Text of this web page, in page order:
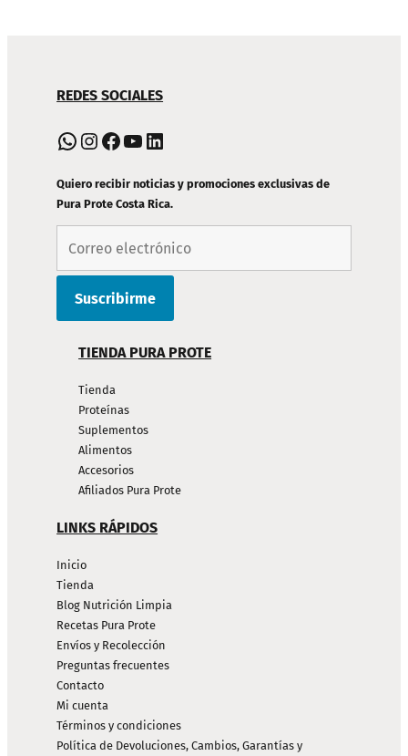
DE
PIE
PÁGINA
REDES SOCIALES
WhatsApp Instagram Facebook YouTube LinkedIn
Quiero recibir noticias y promociones exclusivas de
Pura Prote Costa Rica.
TIENDA PURA PROTE
Tienda
Proteínas
Suplementos
Alimentos
Accesorios
Afiliados Pura Prote
LINKS RÁPIDOS
Inicio
Tienda
Blog Nutrición Limpia
Recetas Pura Prote
Envíos y Recolección
Preguntas frecuentes
Contacto
Mi cuenta
Términos y condiciones
Política de Devoluciones, Cambios, Garantías y